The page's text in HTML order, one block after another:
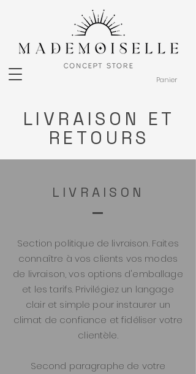
Panier
​LIVRAISON ET
RETOURS
LIVRAISON
Section politique de livraison. Faites
connaître à vos clients vos modes
de livraison, vos options d'emballage
et les tarifs. Privilégiez un langage
clair et simple pour instaurer un
climat de confiance et fidéliser votre
clientèle.
Second paragraphe de votre